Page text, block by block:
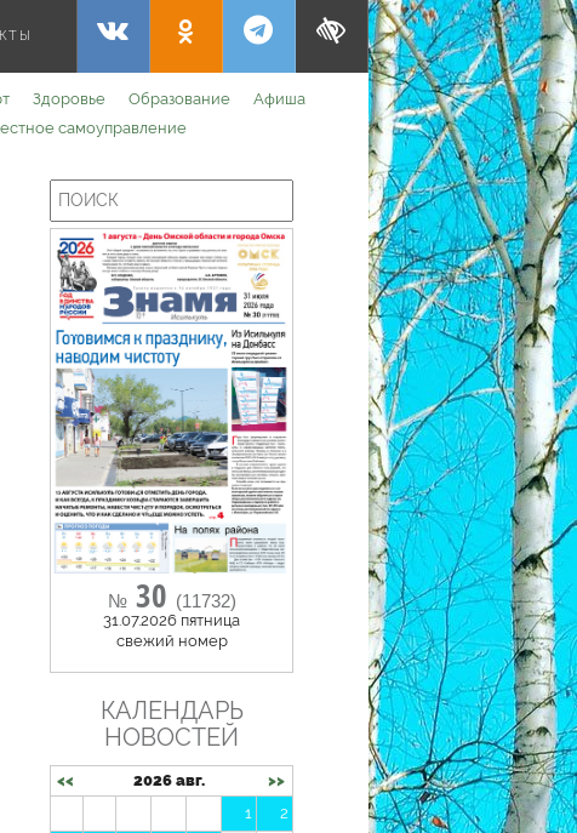
Здоровье Образование
Афиша
самоуправление
№30 (11732)
31.07.2026 пятница
cвежий номер
КАЛЕНДАРЬ
НОВОСТЕЙ
<< 2026 авг.
>>
1
2